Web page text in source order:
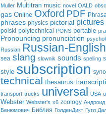
Muller Multitran music novel OALD
gas Online Oxford PDF
phrases physics pictorial pictures
polski polytechnical PONS portable
Pronouncing pronunciation
Russian Russian-English
sea slang slownik sounds spelling
style subscription
technical thesaurus
transport trucks universal USA
Webster Webster's x6 zoology Андроид
Бенюмович Библия ГолденДикт Гугл